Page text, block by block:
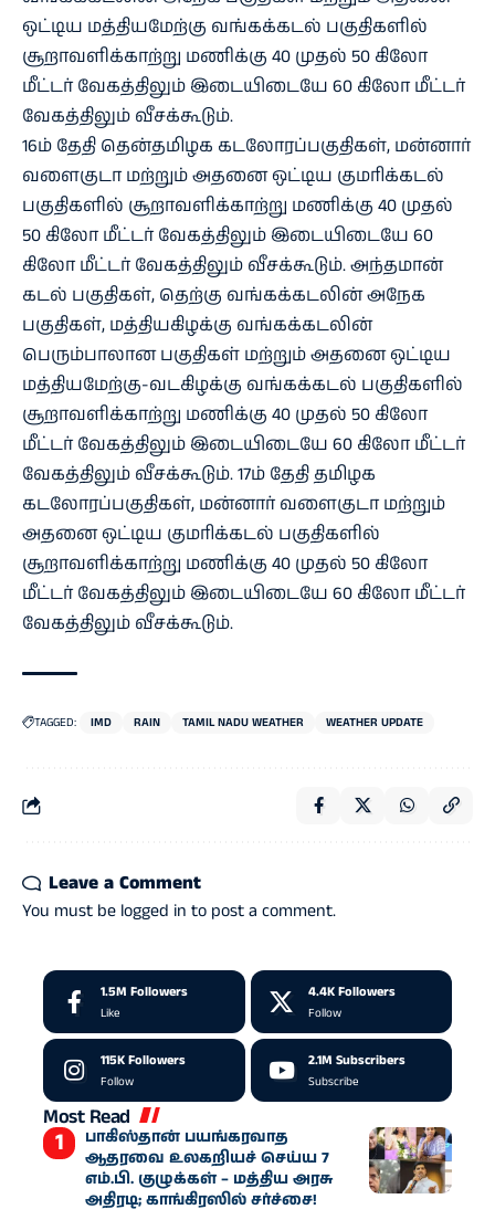
ஒட்டிய மத்தியமேற்கு வங்கக்கடல் பகுதிகளில்
சூறாவளிக்காற்று மணிக்கு 40 முதல் 50 கிலோ
மீட்டர் வேகத்திலும் இடையிடையே 60 கிலோ மீட்டர்
வேகத்திலும் வீசக்கூடும்.
16ம் தேதி தென்தமிழக கடலோரப்பகுதிகள், மன்னார்
வளைகுடா மற்றும் அதனை ஒட்டிய குமரிக்கடல்
பகுதிகளில் சூறாவளிக்காற்று மணிக்கு 40 முதல்
50 கிலோ மீட்டர் வேகத்திலும் இடையிடையே 60
கிலோ மீட்டர் வேகத்திலும் வீசக்கூடும். அந்தமான்
கடல் பகுதிகள், தெற்கு வங்கக்கடலின் அநேக
பகுதிகள், மத்தியகிழக்கு வங்கக்கடலின்
பெரும்பாலான பகுதிகள் மற்றும் அதனை ஒட்டிய
மத்தியமேற்கு-வடகிழக்கு வங்கக்கடல் பகுதிகளில்
சூறாவளிக்காற்று மணிக்கு 40 முதல் 50 கிலோ
மீட்டர் வேகத்திலும் இடையிடையே 60 கிலோ மீட்டர்
வேகத்திலும் வீசக்கூடும். 17ம் தேதி தமிழக
கடலோரப்பகுதிகள், மன்னார் வளைகுடா மற்றும்
அதனை ஒட்டிய குமரிக்கடல் பகுதிகளில்
சூறாவளிக்காற்று மணிக்கு 40 முதல் 50 கிலோ
மீட்டர் வேகத்திலும் இடையிடையே 60 கிலோ மீட்டர்
வேகத்திலும் வீசக்கூடும்.
TAGGED: IMD RAIN TAMIL NADU WEATHER WEATHER UPDATE
Leave a Comment
You must be logged in to post a comment.
1.5M Followers
Like
4.4K Followers
Follow
115KFollowers
Follow
2.1M Subscribers
Subscribe
Most Read
பாகிஸ்தான் பயங்கரவாத
ஆதரவை உலகறியச் செய்ய 7
எம்.பி. குழுக்கள் – மத்திய அரசு
அதிரடி; காங்கிரஸில் சர்ச்சை!